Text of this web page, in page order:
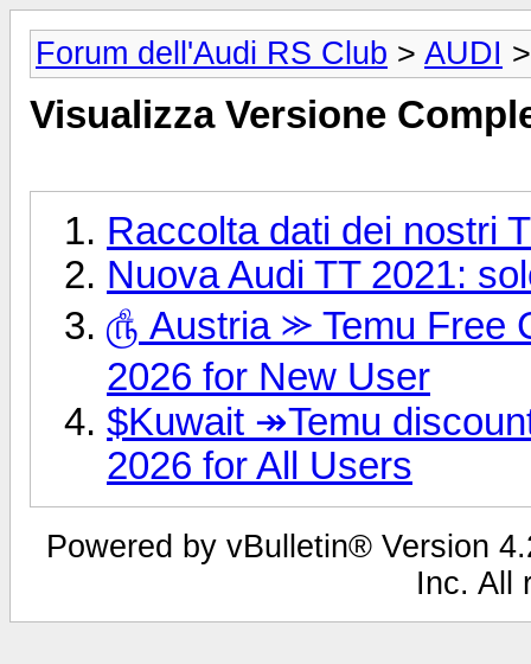
Forum dell'Audi RS Club > AUDI
Visualizza Versione
Raccolta dati dei nostri
Nuova Audi TT 2021:
௹ Austria ⪼ Temu Free
2026 for New User
$Kuwait ↠Temu
2026 for All Users
Powered by vBulletin® Version
Inc. All